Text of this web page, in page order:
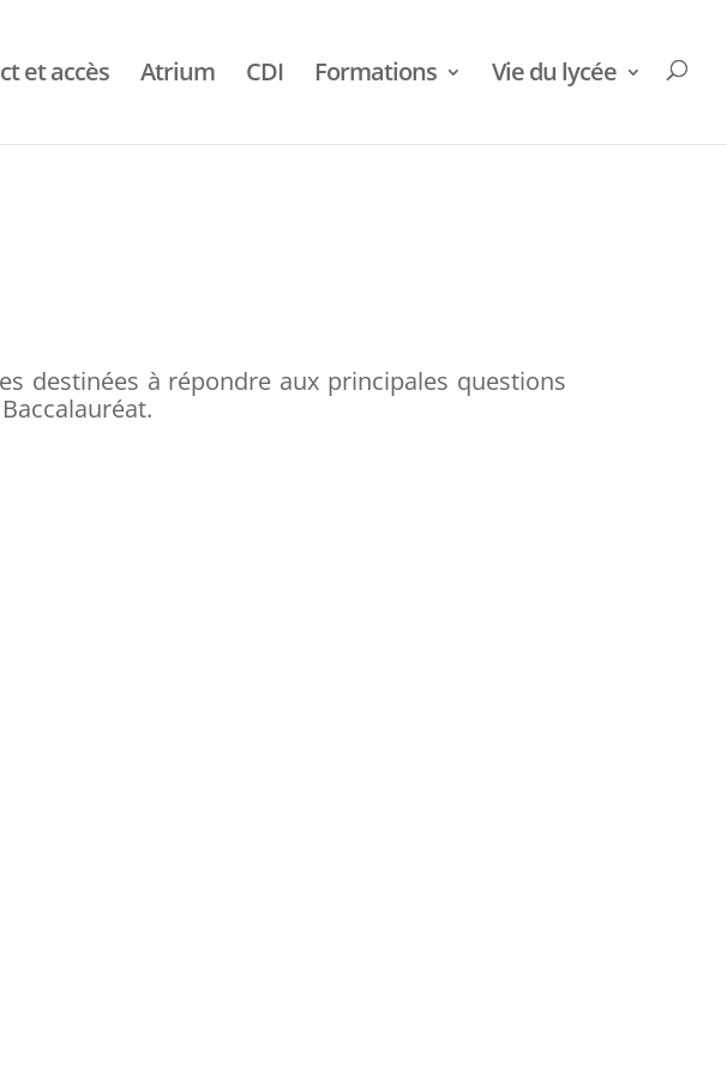
et accès Atrium CDI Formations Vie du lycée
destinées à répondre aux principales questions